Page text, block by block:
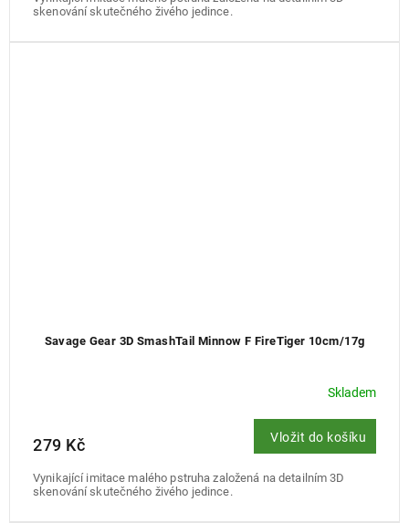
skenování skutečného živého jedince.
Savage Gear 3D SmashTail Minnow F FireTiger 10cm/17g
Skladem
279 Kč Vložit do košíku
Vynikající imitace malého pstruha založená na detailním 3D
skenování skutečného živého jedince.